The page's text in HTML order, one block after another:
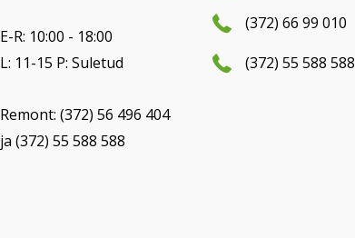
E-R: 10:00 - 18:00
L: 11-15 P: Suletud
Remont: (372) 56 496 404
ja (372) 55 588 588
(372) 66 99 010
(372) 55 588 588